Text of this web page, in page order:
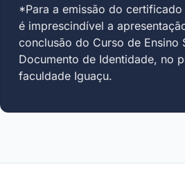
*Para a emissão do
é imprescindível a
conclusão do Curso de Ensino
Documento de Identidade, no
faculdade Iguaçu.